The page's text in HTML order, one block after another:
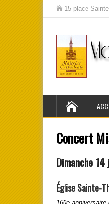
15 place
Concert
Dimanche
Église Sainte-
160e anniversaire